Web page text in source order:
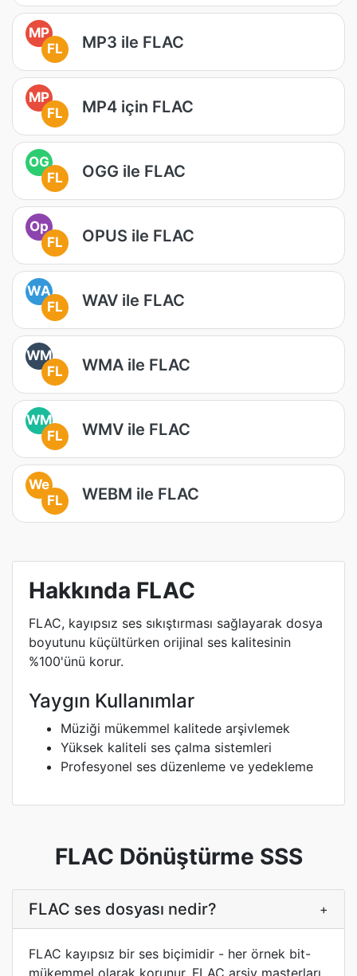
MP
FL
MP3 ile FLAC
MP
FL
MP4 için FLAC
OG
FL
OGG ile FLAC
Op
FL
OPUS ile FLAC
WA
FL
WAV ile FLAC
WM
FL
WMA ile FLAC
WM
FL
WMV ile FLAC
We
FL
WEBM ile FLAC
Hakkında FLAC
FLAC, kayıpsız ses sıkıştırması sağlayarak dosya
boyutunu küçültürken orijinal ses kalitesinin
%100'ünü korur.
Yaygın Kullanımlar
Müziği mükemmel kalitede arşivlemek
Yüksek kaliteli ses çalma sistemleri
Profesyonel ses düzenleme ve yedekleme
FLAC Dönüştürme SSS
FLAC ses dosyası nedir? +
FLAC kayıpsız bir ses biçimidir - her örnek bit-
mükemmel olarak korunur. FLAC arşiv masterları,